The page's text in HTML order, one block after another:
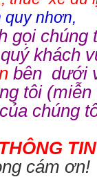
quy nhơn,
gọi chúng
khách
bên dưới
tôi
chúng
TIN
cám ơn!
cho thue
phú yên
thuê xe
cho
căn